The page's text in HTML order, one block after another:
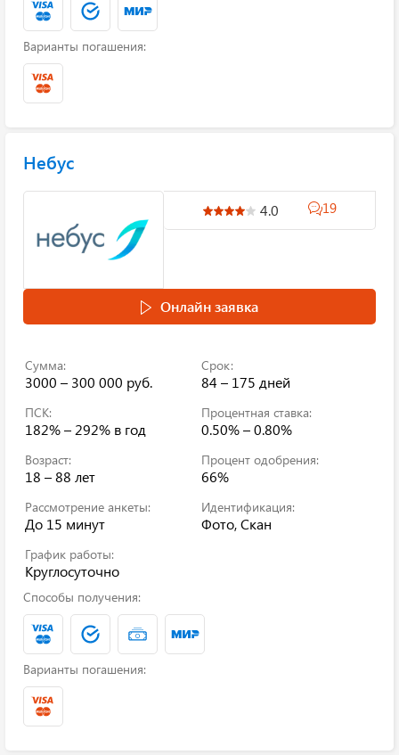
Варианты погашения:
Небус
4.0 19
Онлайн заявка
Сумма:
3000 – 300 000 руб.
Срок:
84 – 175 дней
ПСК:
182% – 292% в год
Процентная ставка:
0.50% – 0.80%
Возраст:
18 – 88 лет
Процент одобрения:
66%
Рассмотрение анкеты:
До 15 минут
Идентификация:
Фото, Скан
График работы:
Круглосуточно
Способы получения:
Варианты погашения: